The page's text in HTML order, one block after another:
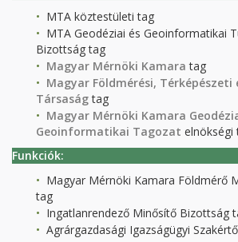
MTA köztestületi tag
MTA Geodéziai és Geoinformatikai
Bizottság tag
Magyar Mérnöki Kamara tag
Magyar Földmérési, Térképészeti
Társaságtag
Magyar Mérnöki Kamara
Geoinformatikai Tagozat elnökségi
Funkciók:
Magyar Mérnöki Kamara Földmérő
tag
Ingatlanrendező Minősítő Bizottság
Agrárgazdasági Igazságügyi